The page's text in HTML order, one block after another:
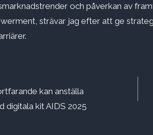
och påverkan av
strävar jag efter att ge
kan anställa
digitala kit AIDS 2025